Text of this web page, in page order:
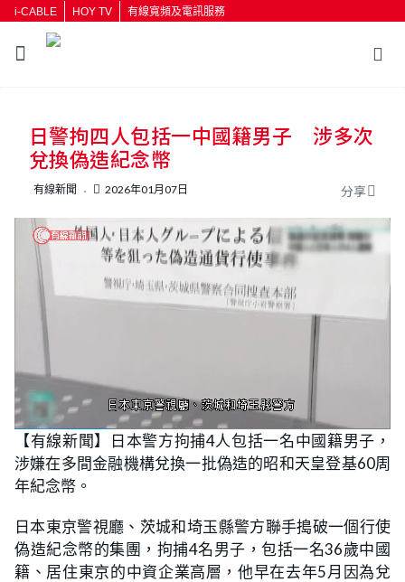
i-CABLE HOY TV 有線寬頻及電訊服務
按輸入鍵開始搜尋
日警拘四人包括一中國籍男子 涉多次
兌換偽造紀念幣
有線新聞 2026年01月07日 分享
n
m
u
t
e
L
o
a
d
e
d
0
%
【有線新聞】日本警方拘捕4人包括一名中國籍男子，
涉嫌在多間金融機構兌換一批偽造的昭和天皇登基60周
年紀念幣。
日本東京警視廳、茨城和埼玉縣警方聯手搗破一個行使
偽造紀念幣的集團，拘捕4名男子，包括一名36歲中國
籍、居住東京的中資企業高層，他早在去年5月因為兌